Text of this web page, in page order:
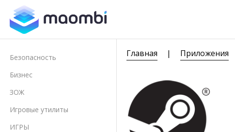
Безопасность
Бизнес
ЗОЖ
Игровые утилиты
ИГРЫ
Главная | Приложения